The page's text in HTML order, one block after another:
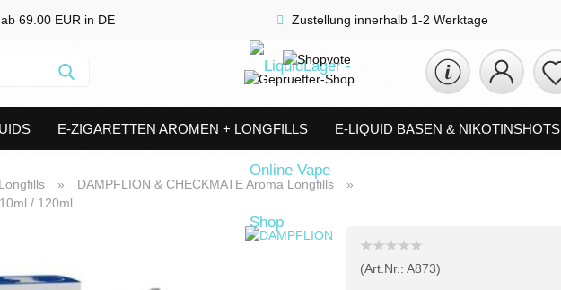
69.00 EUR in DE Zustellung innerhalb 1-2 Werktage
E-ZIGARETTEN AROMEN + LONGFILLS E-LIQUID BASEN & NIKOTINSHOTS
VERDAMPFER & COILS AKKUTRÄGER & SETS
» DAMPFLION & CHECKMATE Aroma Longfills
»
/ 120ml
(Art.Nr.: A873)